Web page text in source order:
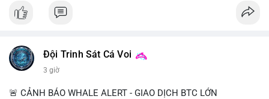
#vlikevn #titanbot
Đội Trinh Sát Cá Voi
3 giờ
🚨 CẢNH BÁO WHALE ALERT - GIAO DỊCH BTC LỚN